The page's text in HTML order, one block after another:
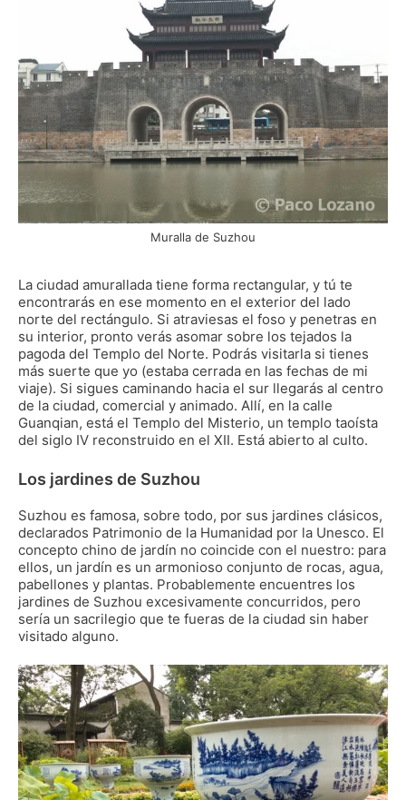
Muralla de Suzhou
La ciudad amurallada tiene forma rectangular, y tú te
encontrarás en ese momento en el exterior del lado
norte del rectángulo. Si atraviesas el foso y penetras en
su interior, pronto verás asomar sobre los tejados la
pagoda del Templo del Norte. Podrás visitarla si tienes
más suerte que yo (estaba cerrada en las fechas de mi
viaje). Si sigues caminando hacia el sur llegarás al centro
de la ciudad, comercial y animado. Allí, en la calle
Guanqian, está el Templo del Misterio, un templo taoísta
del siglo IV reconstruido en el XII. Está abierto al culto.
Los jardines de Suzhou
Suzhou es famosa, sobre todo, por sus jardines clásicos,
declarados Patrimonio de la Humanidad por la Unesco. El
concepto chino de jardín no coincide con el nuestro: para
ellos, un jardín es un armonioso conjunto de rocas, agua,
pabellones y plantas. Probablemente encuentres los
jardines de Suzhou excesivamente concurridos, pero
sería un sacrilegio que te fueras de la ciudad sin haber
visitado alguno.